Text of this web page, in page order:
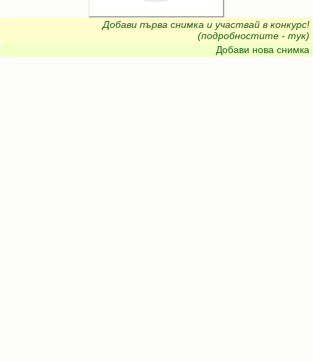
Добави първа снимка и участвай в конкурс!
(подробностите - тук)
Добави нова снимка